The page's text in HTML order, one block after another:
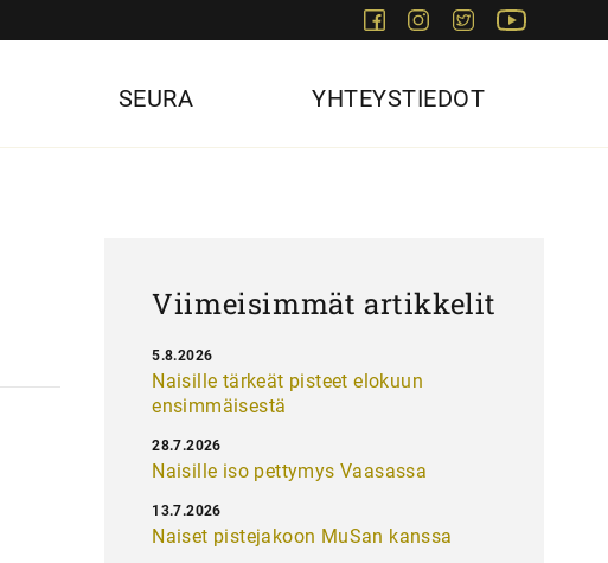
FacebookInstagram
Twitter
SEURA YHTEYSTIEDOT
Viimeisimmät artikkelit
Naisille tärkeät pisteet elokuun
ensimmäisestä
5.8.2026
Naisille iso pettymys Vaasassa
28.7.2026
Naiset pistejakoon MuSan kanssa
13.7.2026